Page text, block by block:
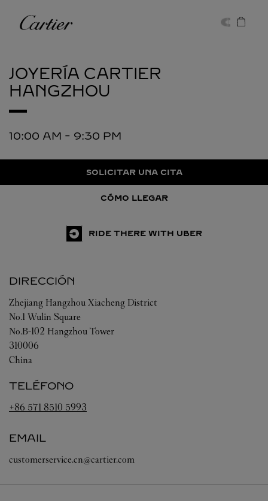
Cartier
JOYERÍA CARTIER
HANGZHOU
10:00 AM - 9:30 PM
SOLICITAR UNA CITA
CÓMO LLEGAR
RIDE THERE WITH UBER
DIRECCIÓN
Zhejiang Hangzhou Xiacheng District
No.1 Wulin Square
No.B-102 Hangzhou Tower
310006
China
TELÉFONO
+86 571 8510 5993
EMAIL
customerservice.cn@cartier.com